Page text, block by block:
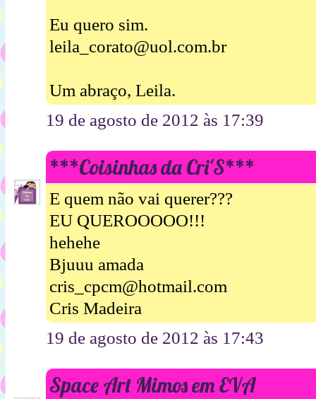
Eu quero sim.
leila_corato@uol.com.br
Um abraço, Leila.
19 de agosto de 2012 às 17:39
***Coisinhas da Cri'S***
E quem não vai querer???
EU QUEROOOOO!!!
hehehe
Bjuuu amada
cris_cpcm@hotmail.com
Cris Madeira
19 de agosto de 2012 às 17:43
Space Art Mimos em EVA